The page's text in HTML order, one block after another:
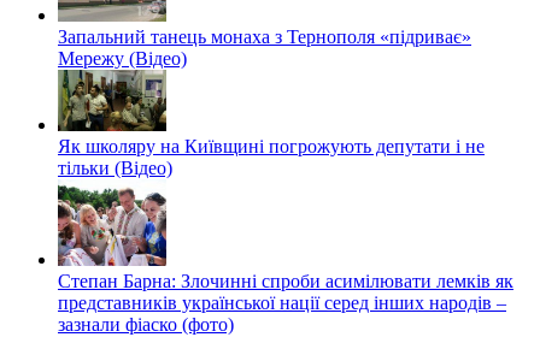
Запальний танець монаха з Тернополя «підриває»
Мережу (Відео)
Як школяру на Київщині погрожують депутати і не
тільки (Відео)
Степан Барна: Злочинні спроби асимілювати лемків як
представників української нації серед інших народів –
зазнали фіаско (фото)